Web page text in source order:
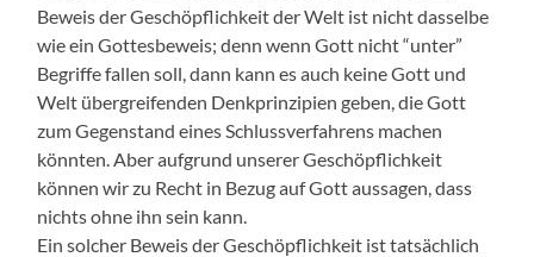
Beweis der Geschöpflichkeit der Welt ist nicht dasselbe
wie ein Gottesbeweis; denn wenn Gott nicht “unter”
Begriffe fallen soll, dann kann es auch keine Gott und
Welt übergreifenden Denkprinzipien geben, die Gott
zum Gegenstand eines Schlussverfahrens machen
könnten. Aber aufgrund unserer Geschöpflichkeit
können wir zu Recht in Bezug auf Gott aussagen, dass
nichts ohne ihn sein kann.
Ein solcher Beweis der Geschöpflichkeit ist tatsächlich